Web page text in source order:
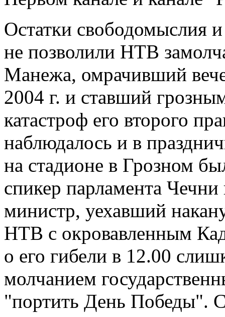
Остатки свободомыслия
не позволили НТВ
Манежа, омрачивший
2004 г. и ставший
катастроф его второго
наблюдалось и в
на стадионе в Грозном
спикер парламента
министр, уехавший
НТВ с окровавленным
о его гибели в 12.00
молчанием
"портить День Победы".